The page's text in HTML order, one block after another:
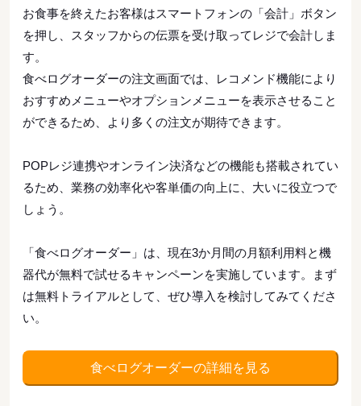
お食事を終えたお客様はスマートフォンの「会計」ボタン
を押し、スタッフからの伝票を受け取ってレジで会計しま
す。
食べログオーダーの注文画面では、レコメンド機能により
おすすめメニューやオプションメニューを表示させること
ができるため、より多くの注文が期待できます。
POPレジ連携やオンライン決済などの機能も搭載されてい
るため、業務の効率化や客単価の向上に、大いに役立つで
しょう。
「食べログオーダー」は、現在3か月間の月額利用料と機
器代が無料で試せるキャンペーンを実施しています。まず
は無料トライアルとして、ぜひ導入を検討してみてくださ
い。
食べログオーダーの詳細を見る